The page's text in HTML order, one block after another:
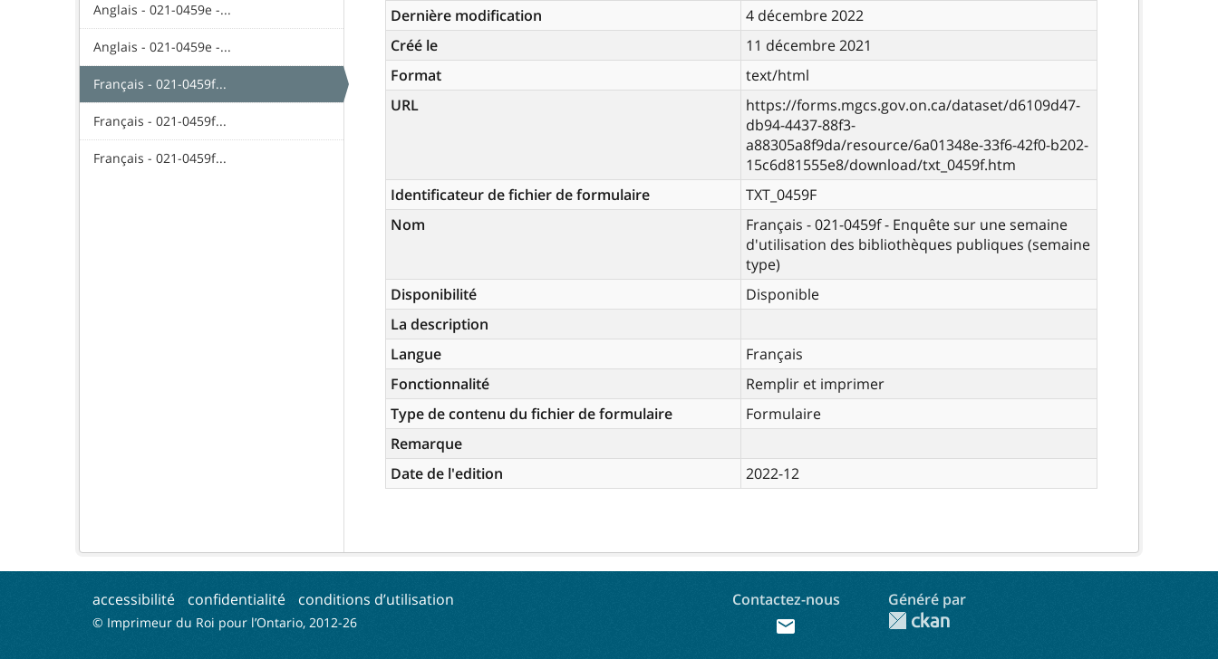
Anglais - 021-0459e -...
Anglais - 021-0459e -...
Français - 021-0459f...
Français - 021-0459f...
Français - 021-0459f...
Dernière modification
4 décembre 2022
Créé le
11 décembre 2021
Format
text/html
URL
https://forms.mgcs.gov.on.ca/dataset/d6109d47-
db94-4437-88f3-
a88305a8f9da/resource/6a01348e-33f6-42f0-b202-
15c6d81555e8/download/txt_0459f.htm
Identificateur de fichier de formulaire
TXT_0459F
Nom
Français - 021-0459f - Enquête sur une semaine
d'utilisation des bibliothèques publiques (semaine
type)
Disponibilité
Disponible
La description
Langue
Français
Fonctionnalité
Remplir et imprimer
Type de contenu du fichier de formulaire
Formulaire
Remarque
Date de l'edition
2022-12
accessibilité confidentialité conditions d’utilisation
© Imprimeur du Roi pour l’Ontario, 2012-26
Contactez-nous
mail
Généré par